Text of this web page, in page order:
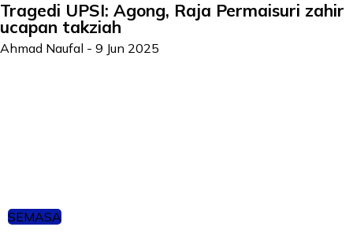
Tragedi UPSI: Agong, Raja Permaisuri zahir
ucapan takziah
Ahmad Naufal - 9 Jun 2025
SEMASA